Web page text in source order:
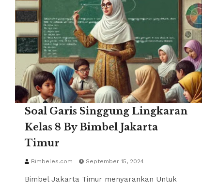
Soal Garis Singgung Lingkaran
Kelas 8 By Bimbel Jakarta
Timur
Bimbeles.com September 15, 2024
Bimbel Jakarta Timur menyarankan Untuk